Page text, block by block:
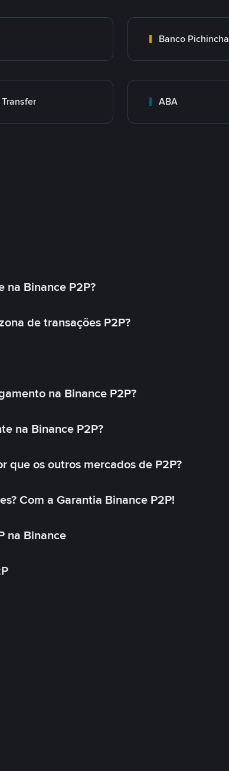
Banco Pichincha
ABA
na Binance P2P?
de transações P2P?
na Binance P2P?
na Binance P2P?
que os outros mercados de P2P?
Com a Garantia Binance P2P!
na Binance